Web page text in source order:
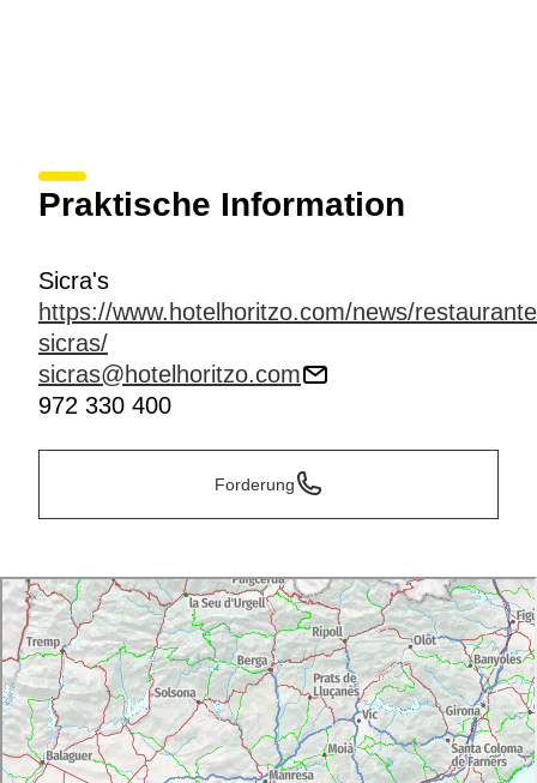
Praktische Information
Sicra's
https://www.hotelhoritzo.com/news/
sicras/
sicras@hotelhoritzo.com
972 330 400
Forderung